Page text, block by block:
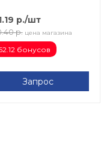
р./шт
р. цена магазина
бонусов
Запрос